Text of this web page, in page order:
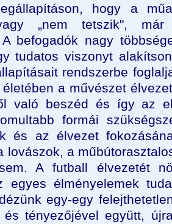
hogy a
„nem tetszik", már
befogadók nagy
tudatos viszonyt
rendszerbe
a művészet
való beszéd és így az
formái
és az élvezet
lovászok, a
A futball élvezetét
egyes élményelemek
egy-egy
és tényezőjével együtt,